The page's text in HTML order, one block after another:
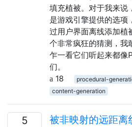
填充植被。对于我来说
是游戏引擎提供的选项
过用户界面离线添加植
个非常疯狂的猜测，我
乍一看它们听起来都像
们。
18
procedural-
content-generation
5
被非映射的远距离